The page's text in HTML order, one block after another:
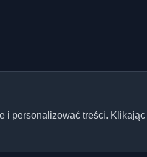
i personalizować treści.